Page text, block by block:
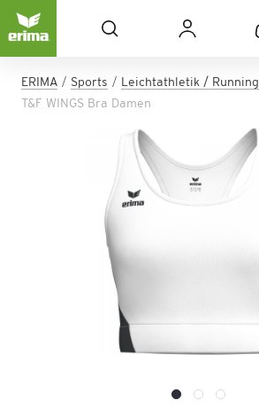
ERIMA Sports Leichtathletik / Running
T&F WINGS Bra Damen